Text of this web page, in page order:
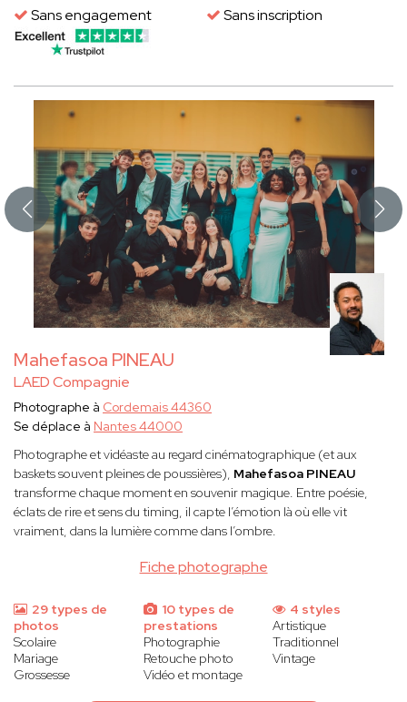
Sans engagement
Sans inscription
Mahefasoa PINEAU
LAED Compagnie
Fiche photographe
Photographe à Cordemais 44360
Se déplace à Nantes 44000
Photographe et vidéaste au regard cinématographique (et aux
baskets souvent pleines de poussières), Mahefasoa PINEAU
transforme chaque moment en souvenir magique. Entre poésie,
éclats de rire et sens du timing, il capte l’émotion là où elle vit
vraiment, dans la lumière comme dans l’ombre.
29 types de
photos
Scolaire
Mariage
Grossesse
10 types de
prestations
Photographie
Retouche photo
Vidéo et montage
4 styles
Artistique
Traditionnel
Vintage